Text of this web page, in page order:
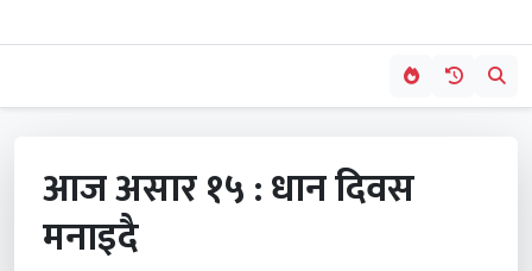
आज असार १५ : धान दिवस
मनाइदै